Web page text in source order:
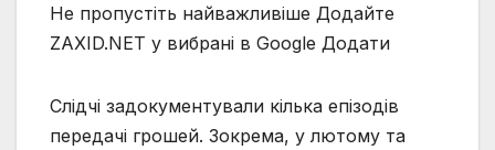
Не пропустіть найважливіше Додайте
ZAXID.NET у вибрані в Google Додати
Слідчі задокументували кілька епізодів
передачі грошей. Зокрема, у лютому та